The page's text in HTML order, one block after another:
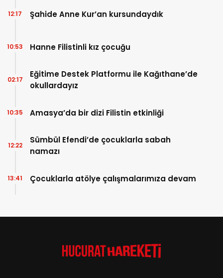
Şahide Anne Kur’an kursundaydık
12:17
Hanne Filistinli kız çocuğu
10:53
Eğitime Destek Platformu ile Kağıthane’de
okullardayız
02:17
Amasya’da bir dizi Filistin etkinliği
10:35
Sümbül Efendi’de çocuklarla sabah
namazı
12:22
Çocuklarla atölye çalışmalarımıza devam
13:41